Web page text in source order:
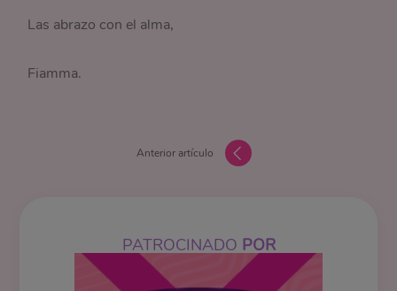
Las abrazo con el alma,
Fiamma.
Anterior artículo
PATROCINADO POR